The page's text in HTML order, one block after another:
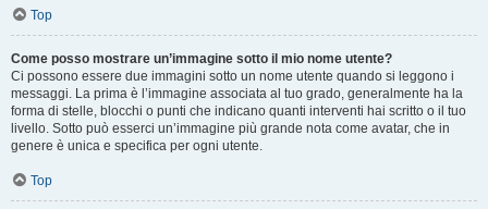
Top
Come posso mostrare un’immagine sotto il mio nome utente?
Ci possono essere due immagini sotto un nome utente quando si leggono i
messaggi. La prima è l’immagine associata al tuo grado, generalmente ha la
forma di stelle, blocchi o punti che indicano quanti interventi hai scritto o il tuo
livello. Sotto può esserci un’immagine più grande nota come avatar, che in
genere è unica e specifica per ogni utente.
Top